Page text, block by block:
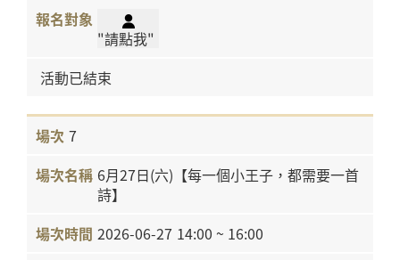
"請點我"
活動已結束
7
6月27日(六)【每一個小王子，都需要一首
詩】
2026-06-27 14:00 ~ 16:00